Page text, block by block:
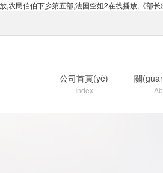
农民伯伯下乡第五部,法国空姐2在线播放,《部
公司首頁(yè)
Index
| 關